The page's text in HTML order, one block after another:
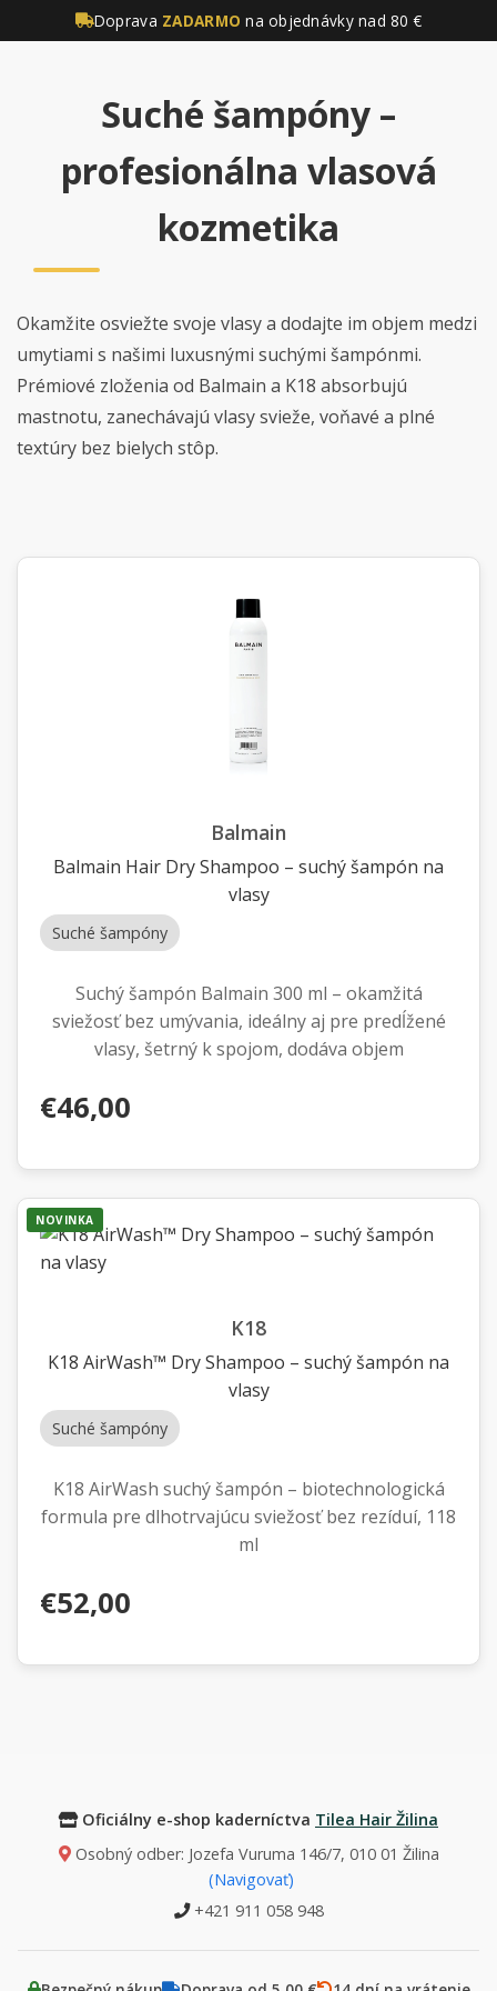
Doprava ZADARMO na objednávky nad 80 €
Suché šampóny –
profesionálna vlasová
kozmetika
Okamžite osviežte svoje vlasy a dodajte im objem medzi
umytiami s našimi luxusnými suchými šampónmi.
Prémiové zloženia od Balmain a K18 absorbujú
mastnotu, zanechávajú vlasy svieže, voňavé a plné
textúry bez bielych stôp.
Balmain
Balmain Hair Dry Shampoo – suchý šampón na
vlasy
Suché šampóny
Suchý šampón Balmain 300 ml – okamžitá
sviežosť bez umývania, ideálny aj pre predĺžené
vlasy, šetrný k spojom, dodáva objem
€46,00
NOVINKA
K18
K18 AirWash™ Dry Shampoo – suchý šampón na
vlasy
Suché šampóny
K18 AirWash suchý šampón – biotechnologická
formula pre dlhotrvajúcu sviežosť bez rezíduí, 118
ml
€52,00
Oficiálny e-shop kaderníctva Tilea Hair Žilina
Osobný odber: Jozefa Vuruma 146/7, 010 01 Žilina
(Navigovať)
+421 911 058 948